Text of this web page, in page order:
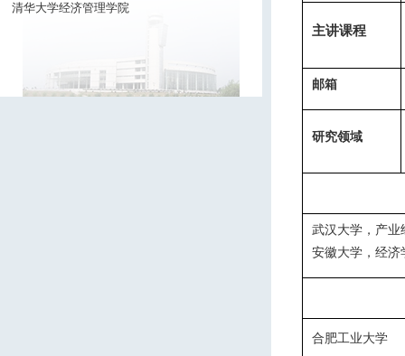
清华大学经济管理学院
主讲课程
邮箱
研究领域
武汉大学，产业
安徽大学， 经济
合肥工业